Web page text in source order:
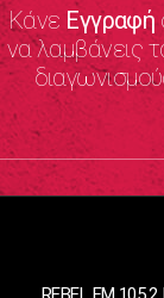
Κάνε Εγγραφή
να λαμβάνεις